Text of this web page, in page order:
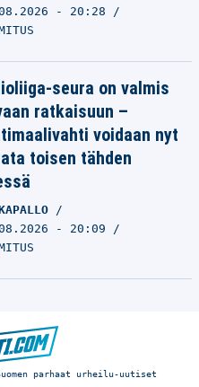
- 20:28
seura on valmis
ratkaisuun –
voidaan nyt
toisen tähden
- 20:09
parhaat urheilu-uutiset